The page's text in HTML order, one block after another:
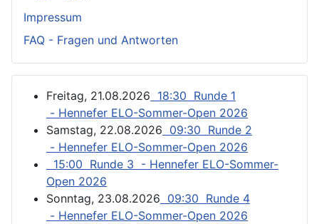
Impressum
FAQ - Fragen und Antworten
Freitag, 21.08.2026 18:30 Runde 1
- Hennefer ELO-Sommer-Open 2026
Samstag, 22.08.2026 09:30 Runde 2
- Hennefer ELO-Sommer-Open 2026
15:00 Runde 3 - Hennefer ELO-Sommer-
Open 2026
Sonntag, 23.08.2026 09:30 Runde 4
- Hennefer ELO-Sommer-Open 2026